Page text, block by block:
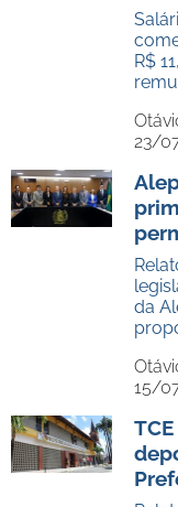
R$
23/
da
15/